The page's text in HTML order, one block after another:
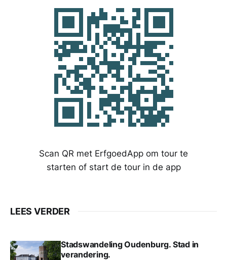
Scan QR met ErfgoedApp om tour te
starten of start de tour in de app
LEES VERDER
Stadswandeling Oudenburg. Stad in
verandering.